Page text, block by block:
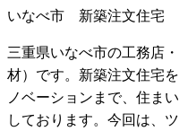
いなべ市 新築注文住宅
三重県いなべ市の工務店
材）です。新築注文住宅
ノベーションまで、住ま
しております。今回は、